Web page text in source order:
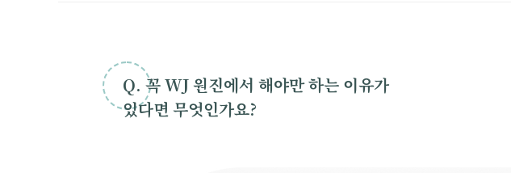
Q. 꼭 WJ 원진에서 해야만 하는 이유가
있다면 무엇인가요?